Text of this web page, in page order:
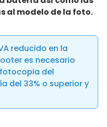
al modelo de la foto.
reducido en la
es necesario
del
del 33% o superior y